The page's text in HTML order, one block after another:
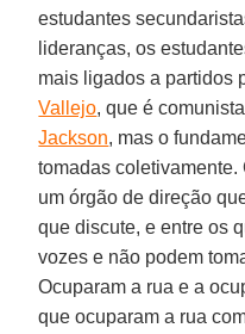
estudantes
lideranças, os
mais ligados a partidos
Vallejo, que é
Jackson, mas o
tomadas
um órgão de direção
que discute, e entre os
vozes e não podem
Ocuparam a rua e a
que ocuparam a rua